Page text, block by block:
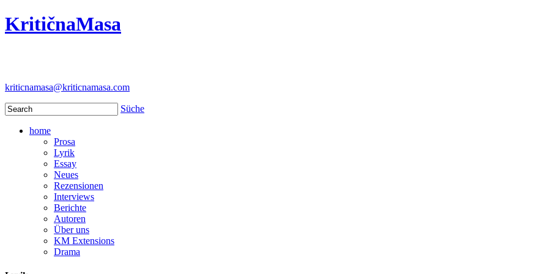
KritičnaMasa
kriticnamasa@kriticnamasa.com
Süche
home
Prosa
Lyrik
Essay
Neues
Rezensionen
Interviews
Berichte
Autoren
Über uns
KM Extensions
Drama